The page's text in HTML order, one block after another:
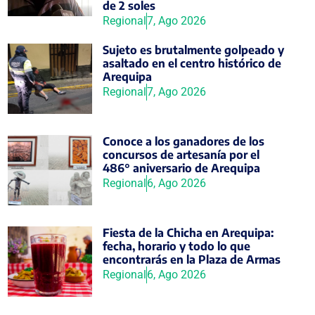
de 2 soles
Regional7, Ago 2026
Sujeto es brutalmente golpeado y
asaltado en el centro histórico de
Arequipa
Regional7, Ago 2026
Conoce a los ganadores de los
concursos de artesanía por el
486° aniversario de Arequipa
Regional6, Ago 2026
Fiesta de la Chicha en Arequipa:
fecha, horario y todo lo que
encontrarás en la Plaza de Armas
Regional6, Ago 2026